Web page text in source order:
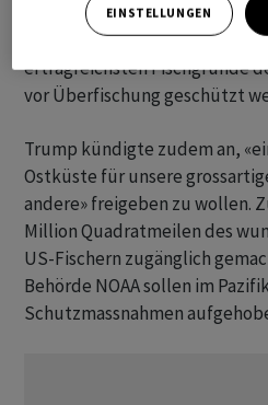
Cod nahe Boston im US-
und Nova Scotia in Kanada
ertragreichsten Fischgründe
vor Überfischung geschützt
Trump kündigte zudem an,
Ostküste für unsere
andere» freigeben zu wollen.
Million Quadratmeilen des
US-Fischern zugänglich
Behörde NOAA sollen im
Schutzmassnahmen
EINSTELLUNGEN